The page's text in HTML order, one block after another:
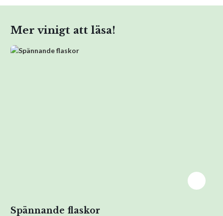
Mer vinigt att läsa!
Spännande flaskor